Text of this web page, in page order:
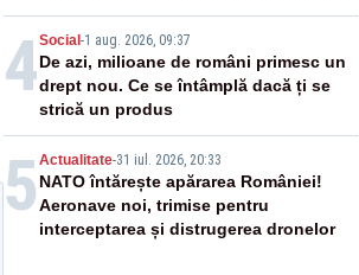
cunoscută de pe vremea lui Ceaușescu
4Social -1 aug. 2026, 09:37
De azi, milioane de români primesc un
drept nou. Ce se întâmplă dacă ți se
strică un produs
5 Actualitate-31 iul. 2026, 20:33
NATO întărește apărarea României!
Aeronave noi, trimise pentru
interceptarea și distrugerea dronelor